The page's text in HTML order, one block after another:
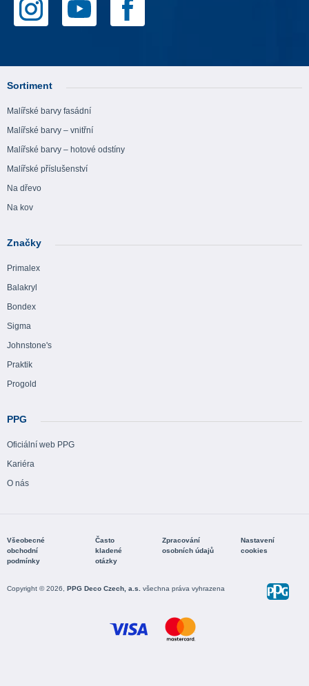
Sortiment
Malířské barvy fasádní
Malířské barvy – vnitřní
Malířské barvy – hotové odstíny
Malířské příslušenství
Na dřevo
Na kov
Značky
Primalex
Balakryl
Bondex
Sigma
Johnstone's
Praktik
Progold
PPG
Oficiální web PPG
Kariéra
O nás
Všeobecné
obchodní
podmínky
Často
kladené
otázky
Zpracování
osobních údajů
Nastavení
cookies
Copyright © 2026, PPG Deco Czech, a.s. všechna práva vyhrazena